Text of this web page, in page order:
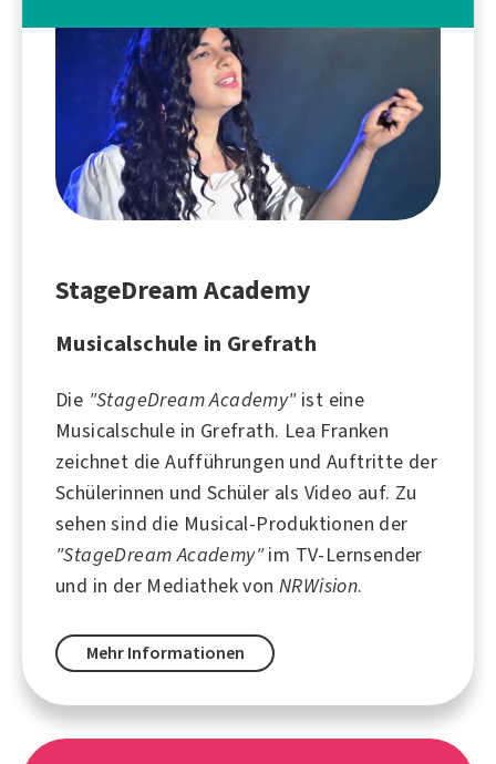
StageDream Academy
Musicalschule in Grefrath
Die "StageDream Academy"ist eine
Musicalschule in Grefrath. Lea Franken
zeichnet die Aufführungen und Auftritte der
Schülerinnen und Schüler als Video auf. Zu
sehen sind die Musical-Produktionen der
"StageDream Academy"im TV-Lernsender
und in der Mediathek von NRWision.
Mehr Informationen